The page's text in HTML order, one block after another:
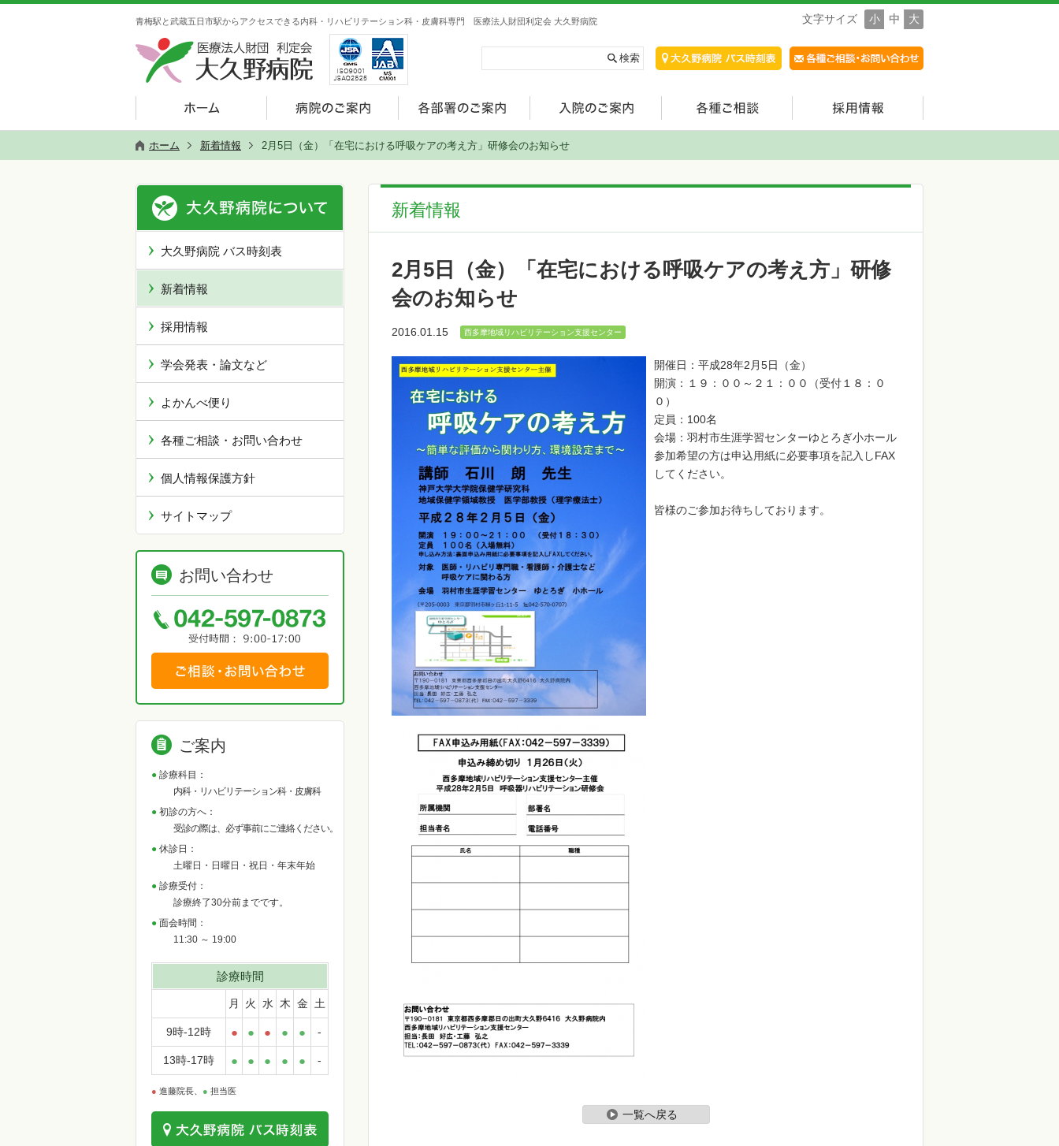
青梅駅と武蔵五日市駅からアクセスできる内科・リハビリテーション科・皮膚科専門 医療法人財団利定会 大久野病院 文字サイズ 小 中 大
ホーム 新着情報 2月5日（金）「在宅における呼吸ケアの考え方」研修会のお知らせ
新着情報
2月5日（金）「在宅における呼吸ケアの考え方」研修
会のお知らせ
2016.01.15 西多摩地域リハビリテーション支援センター
開催日：平成28年2月5日（金）
開演：１９：００～２１：００（受付１８：０
０）
定員：100名
会場：羽村市生涯学習センターゆとろぎ小ホール
参加希望の方は申込用紙に必要事項を記入しFAX
してください。
皆様のご参加お待ちしております。
一覧へ戻る
大久野病院 バス時刻表
新着情報
採用情報
学会発表・論文など
よかんべ便り
各種ご相談・お問い合わせ
個人情報保護方針
サイトマップ
お問い合わせ
ご案内
診療科目：
内科・リハビリテーション科・皮膚科
初診の方へ：
受診の際は、必ず事前にご連絡ください。
休診日：
土曜日・日曜日・祝日・年末年始
診療受付：
診療終了30分前までです。
面会時間：
11:30 ～ 19:00
診療時間
月 火 水 木 金 土
9時-12時 ● ● ● ● ● -
13時-17時 ● ● ● ● ● -
● 進藤院長、 ● 担当医